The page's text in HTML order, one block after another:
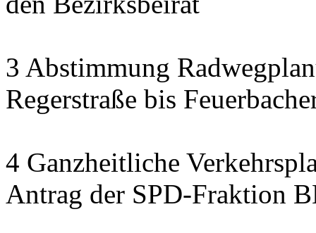
3 Abstimmung
Regerstraße bis
4 Ganzheitliche
Antrag der SPD-Fraktion